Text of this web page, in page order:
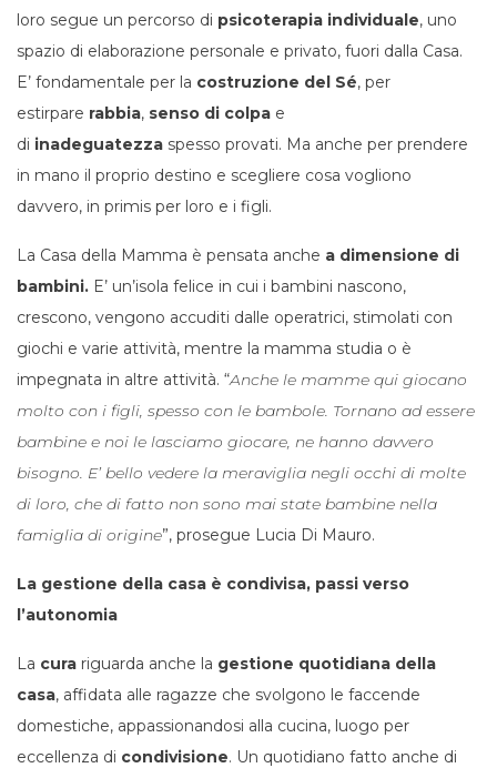
loro segue un percorso di psicoterapia individuale, uno
spazio di elaborazione personale e privato, fuori dalla Casa.
E’ fondamentale per la costruzione del Sé, per
estirpare rabbia, senso di colpa e
di inadeguatezza spesso provati. Ma anche per prendere
in mano il proprio destino e scegliere cosa vogliono
davvero, in primis per loro e i figli.
La Casa della Mamma è pensata anche a dimensione di
bambini. E’ un’isola felice in cui i bambini nascono,
crescono, vengono accuditi dalle operatrici, stimolati con
giochi e varie attività, mentre la mamma studia o è
impegnata in altre attività. “Anche le mamme qui giocano
molto con i figli, spesso con le bambole. Tornano ad essere
bambine e noi le lasciamo giocare, ne hanno davvero
bisogno. E’ bello vedere la meraviglia negli occhi di molte
di loro, che di fatto non sono mai state bambine nella
famiglia di origine”, prosegue Lucia Di Mauro.
La gestione della casa è condivisa, passi verso
l’autonomia
La cura riguarda anche la gestione quotidiana della
casa, affidata alle ragazze che svolgono le faccende
domestiche, appassionandosi alla cucina, luogo per
eccellenza di condivisione. Un quotidiano fatto anche di